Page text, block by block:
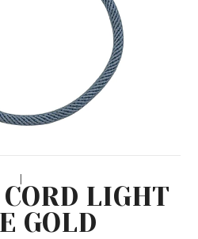
|
LIGHT
GOLD